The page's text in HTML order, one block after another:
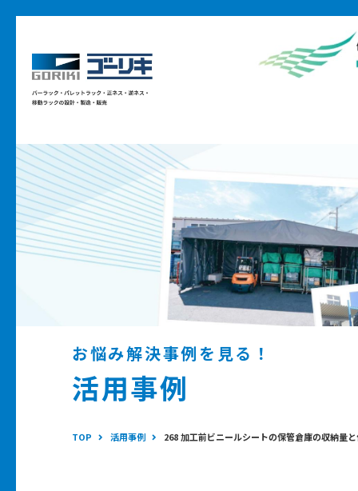
お悩み解決事例を見る！
活用事例
TOP 活用事例 268 加工前ビニールシートの保管倉庫の収納